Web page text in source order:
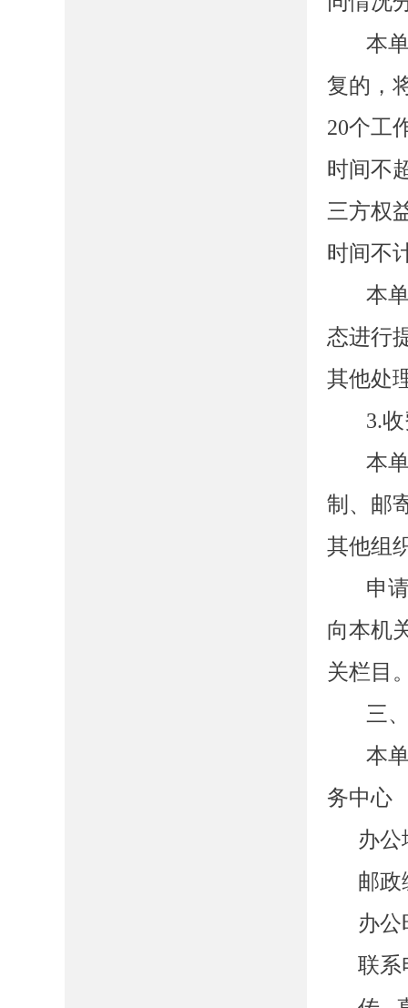
本
复的，
20个工
时间不
三方权
时间不
本
态进行
其他处
3.
本
制、邮
其他组
申
向本机
关栏目
三
本
务中心
办公
邮政
办
联系